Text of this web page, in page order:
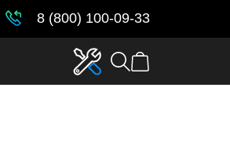
8 (800) 100-09-33